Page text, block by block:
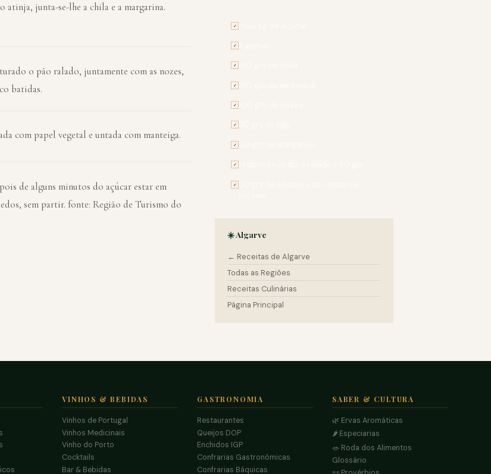
junta-se-lhe a chila e a margarina.
o pão ralado, juntamente com as nozes,
batidas.
com papel vegetal e untada com manteiga.
de alguns minutos do açúcar estar em
sem partir. fonte: Região de Turismo do
✓
✓
✓
✓
✓
✓
✓
✓
✓
☀️ Algarve
← Receitas de Algarve
Todas as Regiões
Receitas Culinárias
Página Principal
VINHOS & BEBIDAS
Vinhos de Portugal
Vinhos Medicinais
Vinho do Porto
Cocktails
Bar & Bebidas
GASTRONOMIA
Restaurantes
Queijos DOP
Enchidos IGP
Confrarias Gastronómicas
Confrarias Báquicas
SABER & CULTURA
🌿 Ervas Aromáticas
🌶️ Especiarias
🥗 Roda dos Alimentos
Glossário